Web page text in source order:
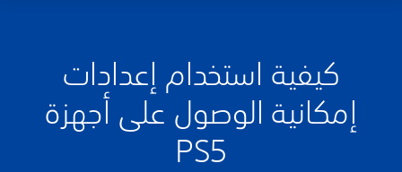
كيفية استخدام إعدادات
إمكانية الوصول على أجهزة
PS5